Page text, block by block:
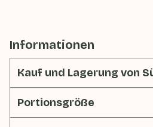
Informationen
Kauf und Lagerung von
Portionsgröße